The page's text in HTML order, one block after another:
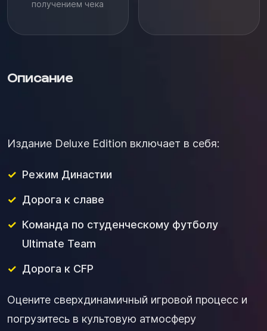
получением чека
Описание
Издание Deluxe Edition включает в себя:
Режим Династии
Дорога к славе
Команда по студенческому футболу
Ultimate Team
Дорога к CFP
Оцените сверхдинамичный игровой процесс и
погрузитесь в культовую атмосферу